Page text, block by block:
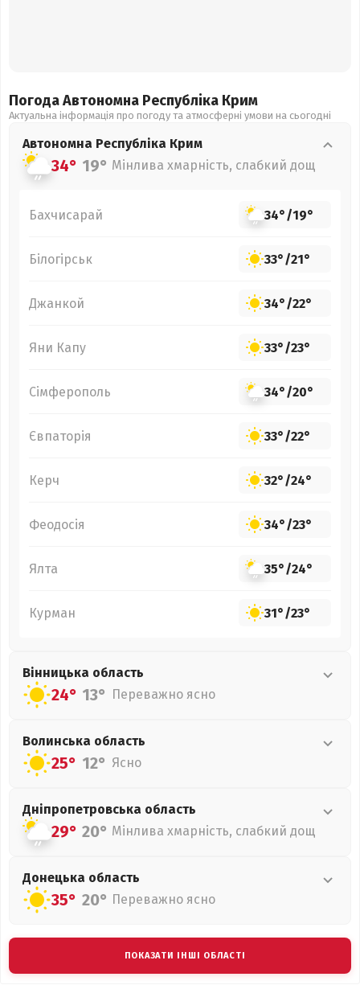
Погода Автономна Республіка Крим
Актуальна інформація про погоду та атмосферні умови на сьогодні
Автономна Республіка Крим
34° 19° Мінлива хмарність, слабкий дощ
Бахчисарай 34°/19°
Білогірськ 33°/21°
Джанкой 34°/22°
Яни Капу 33°/23°
Сімферополь 34°/20°
Євпаторія 33°/22°
Керч 32°/24°
Феодосія 34°/23°
Ялта 35°/24°
Курман 31°/23°
Вінницька область
24° 13° Переважно ясно
Волинська область
25° 12° Ясно
Дніпропетровська область
29° 20° Мінлива хмарність, слабкий дощ
Донецька область
35° 20° Переважно ясно
ПОКАЗАТИ ІНШІ ОБЛАСТІ